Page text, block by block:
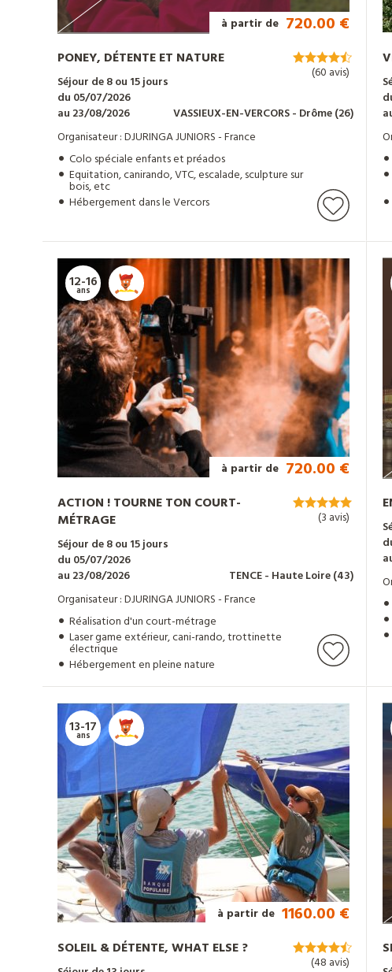
Djuringa
actualités
Contact
Télécharger
à partir de 720.00 €
PONEY, DÉTENTE ET NATURE
Séjour de 8 ou 15 jours
du 05/07/2026
au 23/08/2026
VASSIEUX-EN-VERCORS- Drôme(26)
Organisateur : DJURINGA JUNIORS - France
Colo spéciale enfants et préados
Equitation, canirando, VTC, escalade, sculpture sur
bois, etc
Hébergement dans le Vercors
(60 avis)
12-16
ans
à partir de 720.00 €
ACTION ! TOURNE TON COURT-
MÉTRAGE
Séjour de 8 ou 15 jours
du 05/07/2026
au 23/08/2026
TENCE- Haute Loire(43)
Organisateur : DJURINGA JUNIORS - France
Réalisation d'un court-métrage
Laser game extérieur, cani-rando, trottinette
électrique
Hébergement en pleine nature
(3 avis)
13-17
ans
à partir de 1160.00 €
SOLEIL & DÉTENTE, WHAT ELSE ?
(48 avis)